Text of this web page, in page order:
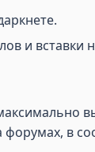
и вставки
в